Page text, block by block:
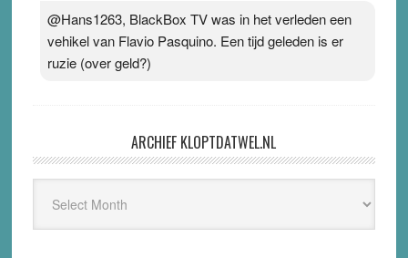
@Hans1263, BlackBox TV was in het verleden een
vehikel van Flavio Pasquino. Een tijd geleden is er
ruzie (over geld?)
ARCHIEF KLOPTDATWEL.NL
Kloptdatwel.nl